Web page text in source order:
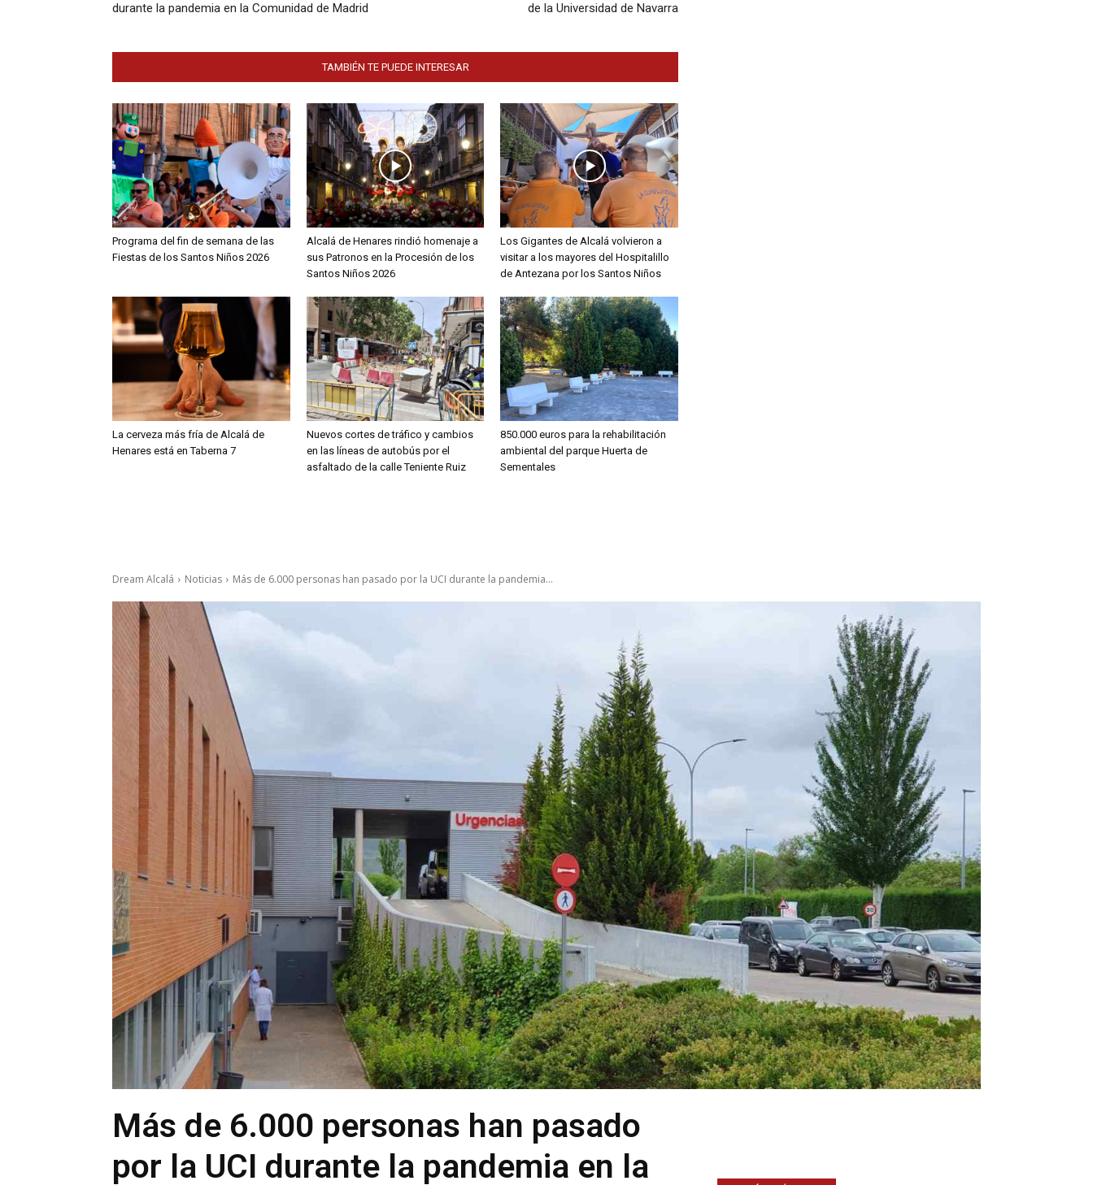
durante la pandemia en la Comunidad de Madrid
de la Universidad de Navarra
TAMBIÉN TE PUEDE INTERESAR
Programa del fin de semana de las
Fiestas de los Santos Niños 2026
Alcalá de Henares rindió homenaje a
sus Patronos en la Procesión de los
Santos Niños 2026
Los Gigantes de Alcalá volvieron a
visitar a los mayores del Hospitalillo
de Antezana por los Santos Niños
La cerveza más fría de Alcalá de
Henares está en Taberna 7
Nuevos cortes de tráfico y cambios
en las líneas de autobús por el
asfaltado de la calle Teniente Ruiz
850.000 euros para la rehabilitación
ambiental del parque Huerta de
Sementales